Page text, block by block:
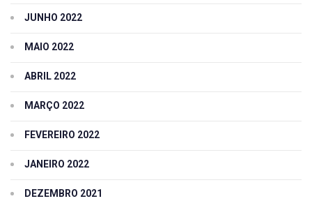
JUNHO 2022
MAIO 2022
ABRIL 2022
MARÇO 2022
FEVEREIRO 2022
JANEIRO 2022
DEZEMBRO 2021